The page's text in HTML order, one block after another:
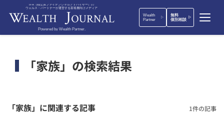
IFA（独立系ファイナンシャルアドバイザー）の
ウェルス・パートナーが運営する富裕層向けメディア
Powered by Wealth Partner.
Wealth
Partner
無料
個別相談
「家族」の検索結果
「家族」に関連する記事 1件の記事